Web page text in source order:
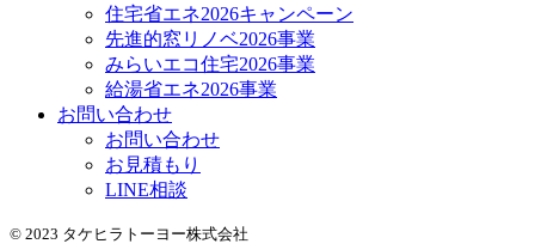
住宅省エネ2026キャンペーン
先進的窓リノベ2026事業
みらいエコ住宅2026事業
給湯省エネ2026事業
お問い合わせ
お問い合わせ
お見積もり
LINE相談
© 2023 タケヒラトーヨー株式会社